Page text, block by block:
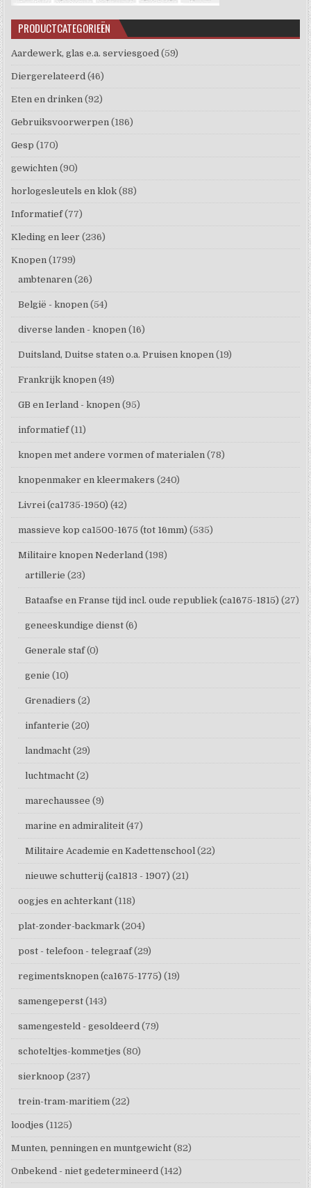
PRODUCTCATEGORIEËN
Aardewerk, glas e.a. serviesgoed (59)
Diergerelateerd (46)
Eten en drinken (92)
Gebruiksvoorwerpen (186)
Gesp (170)
gewichten (90)
horlogesleutels en klok (88)
Informatief (77)
Kleding en leer (236)
Knopen (1799)
ambtenaren (26)
België - knopen (54)
diverse landen - knopen (16)
Duitsland, Duitse staten o.a. Pruisen knopen (19)
Frankrijk knopen (49)
GB en Ierland - knopen (95)
informatief (11)
knopen met andere vormen of materialen (78)
knopenmaker en kleermakers (240)
Livrei (ca1735-1950) (42)
massieve kop ca1500-1675 (tot 16mm) (535)
Militaire knopen Nederland (198)
artillerie (23)
Bataafse en Franse tijd incl. oude republiek (ca1675-1815) (27)
geneeskundige dienst (6)
Generale staf (0)
genie (10)
Grenadiers (2)
infanterie (20)
landmacht (29)
luchtmacht (2)
marechaussee (9)
marine en admiraliteit (47)
Militaire Academie en Kadettenschool (22)
nieuwe schutterij (ca1813 - 1907) (21)
oogjes en achterkant (118)
plat-zonder-backmark (204)
post - telefoon - telegraaf (29)
regimentsknopen (ca1675-1775) (19)
samengeperst (143)
samengesteld - gesoldeerd (79)
schoteltjes-kommetjes (80)
sierknoop (237)
trein-tram-maritiem (22)
loodjes (1125)
Munten, penningen en muntgewicht (82)
Onbekend - niet gedetermineerd (142)